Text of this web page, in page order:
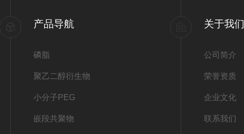
产品导航
磷脂
聚乙二醇衍生物
小分子PEG
嵌段共聚物
关于我们
公司简介
荣誉资质
企业文化
联系我们